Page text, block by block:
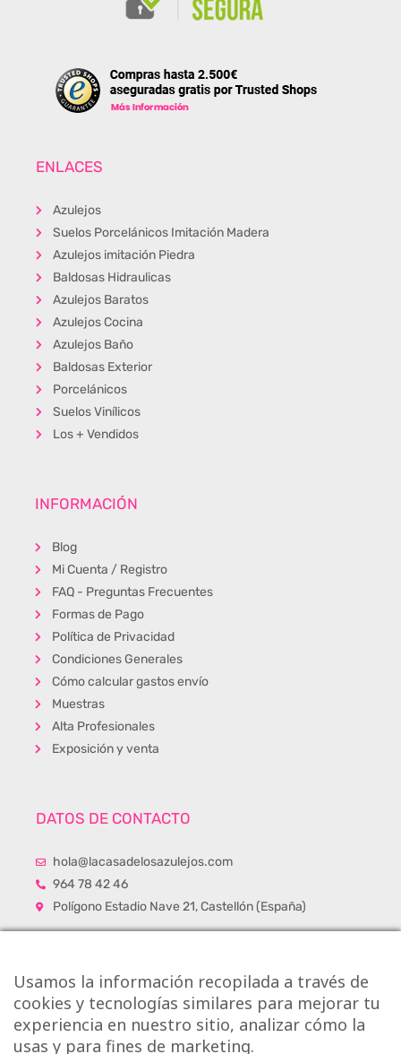
ENLACES
Azulejos
Suelos Porcelánicos Imitación Madera
Azulejos imitación Piedra
Baldosas Hidraulicas
Azulejos Baratos
Azulejos Cocina
Azulejos Baño
Baldosas Exterior
Porcelánicos
Suelos Vinílicos
Los + Vendidos
INFORMACIÓN
Blog
Mi Cuenta / Registro
FAQ - Preguntas Frecuentes
Formas de Pago
Política de Privacidad
Condiciones Generales
Cómo calcular gastos envío
Muestras
Alta Profesionales
Exposición y venta
DATOS DE CONTACTO
hola@lacasadelosazulejos.com
964 78 42 46
Polígono Estadio Nave 21, Castellón (España)
Usamos la información recopilada a través de
cookies y tecnologías similares para mejorar tu
experiencia en nuestro sitio, analizar cómo la
usas y para fines de marketing.